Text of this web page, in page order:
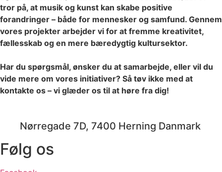
tror på, at musik og kunst kan skabe positive
forandringer – både for mennesker og samfund. Gennem
vores projekter arbejder vi for at fremme kreativitet,
fællesskab og en mere bæredygtig kultursektor.
Har du spørgsmål, ønsker du at samarbejde, eller vil du
vide mere om vores initiativer? Så tøv ikke med at
kontakte os – vi glæder os til at høre fra dig!
Nørregade 7D, 7400 Herning Danmark
Følg os